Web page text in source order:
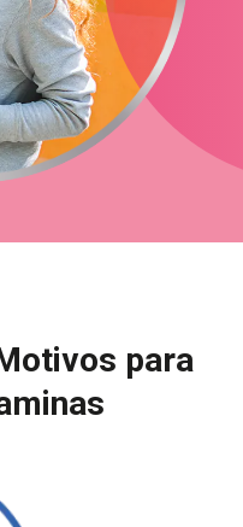
Beneficiar
A Saúde Do
Saudáveis E
para